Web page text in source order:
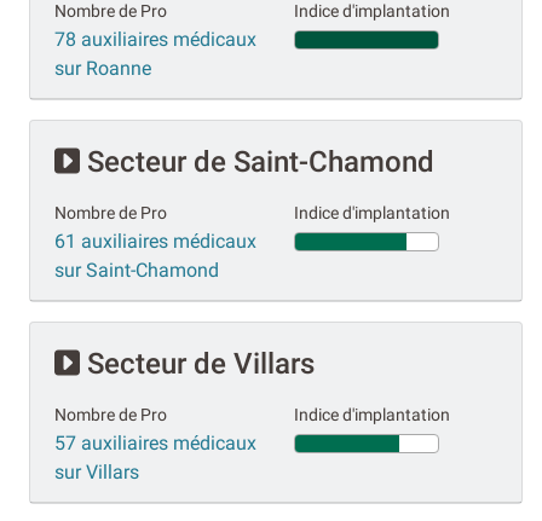
Nombre de Pro
78 auxiliaires médicaux
sur Roanne
Indice d'implantation
Secteur de Saint-Chamond
Nombre de Pro
61 auxiliaires médicaux
sur Saint-Chamond
Indice d'implantation
Secteur de Villars
Nombre de Pro
57 auxiliaires médicaux
sur Villars
Indice d'implantation